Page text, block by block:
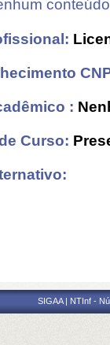
:
Curso:
SIGAA | NTInf -